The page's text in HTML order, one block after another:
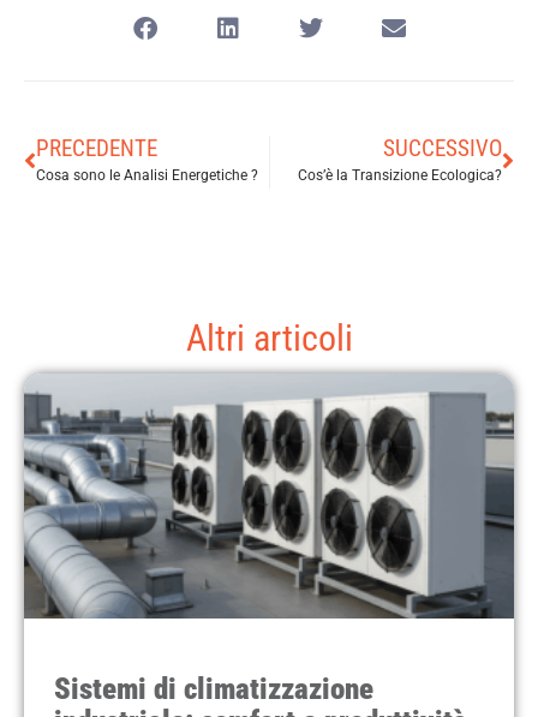
PRECEDENTE
Cosa sono le Analisi Energetiche ?
SUCCESSIVO
Cos’è la Transizione Ecologica?
Altri articoli
Sistemi di climatizzazione